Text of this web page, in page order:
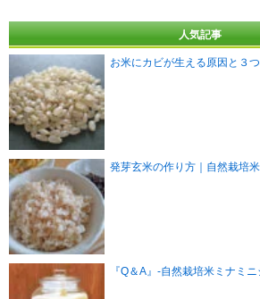
人気記事
お米にカビが生える原因と３
発芽玄米の作り方｜自然栽培
『Q＆A』-自然栽培米ミナミ